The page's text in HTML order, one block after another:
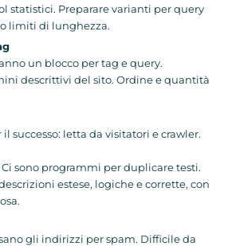
statistici. Preparare varianti per query
limiti di lunghezza.
un blocco per tag e query.
descrittivi del sito. Ordine e quantità
successo: letta da visitatori e crawler.
sono programmi per duplicare testi.
estese, logiche e corrette, con
gli indirizzi per spam. Difficile da